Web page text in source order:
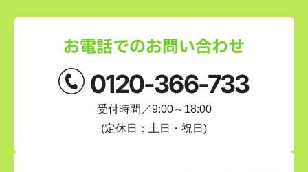
お電話でのお問い合わせ
0120-366-733
受付時間／9:00～18:00
(定休日：土日・祝日)